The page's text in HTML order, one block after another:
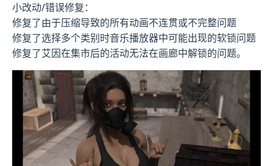
小改动/错误修复：
修复了由于压缩导致的所有动画不连贯或不完整问题
修复了选择多个类别时音乐播放器中可能出现的软锁问题
修复了艾因在集市后的活动无法在画廊中解锁的问题。